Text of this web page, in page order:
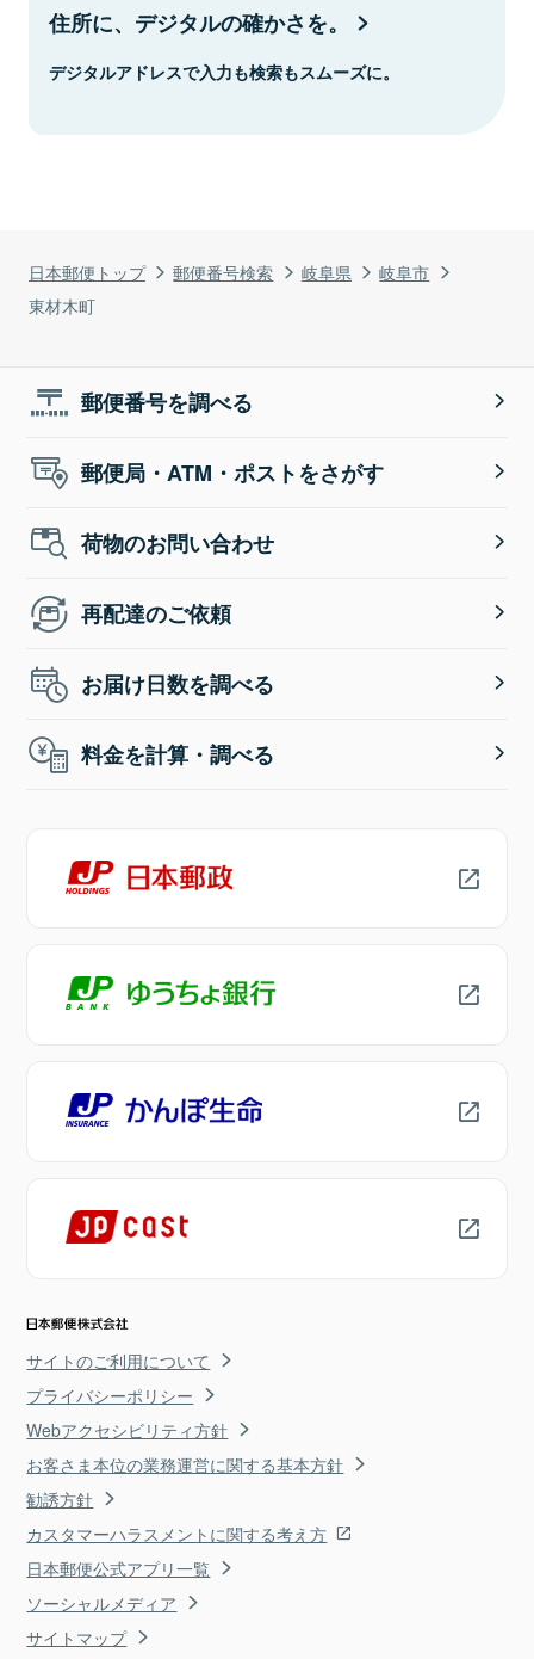
日本郵便トップ 郵便番号検索 岐阜県
岐阜市
東材木町
住所に、デジタルの確かさを。
デジタルアドレスで入力も検索もスムーズに。
郵便番号を調べる
郵便局・ATM・ポストをさがす
荷物のお問い合わせ
再配達のご依頼
お届け日数を調べる
料金を計算・調べる
サイトのご利用について
プライバシーポリシー
Webアクセシビリティ方針
お客さま本位の業務運営に関する基本方針
勧誘方針
カスタマーハラスメントに関する考え方
日本郵便公式アプリ一覧
ソーシャルメディア
サイトマップ